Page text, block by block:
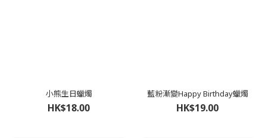
小熊生日蠟燭
HK$18.00
藍粉漸變Happy Birthday蠟燭
HK$19.00